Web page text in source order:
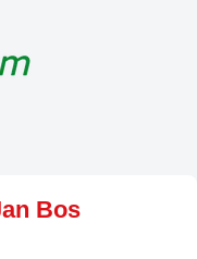
Bos